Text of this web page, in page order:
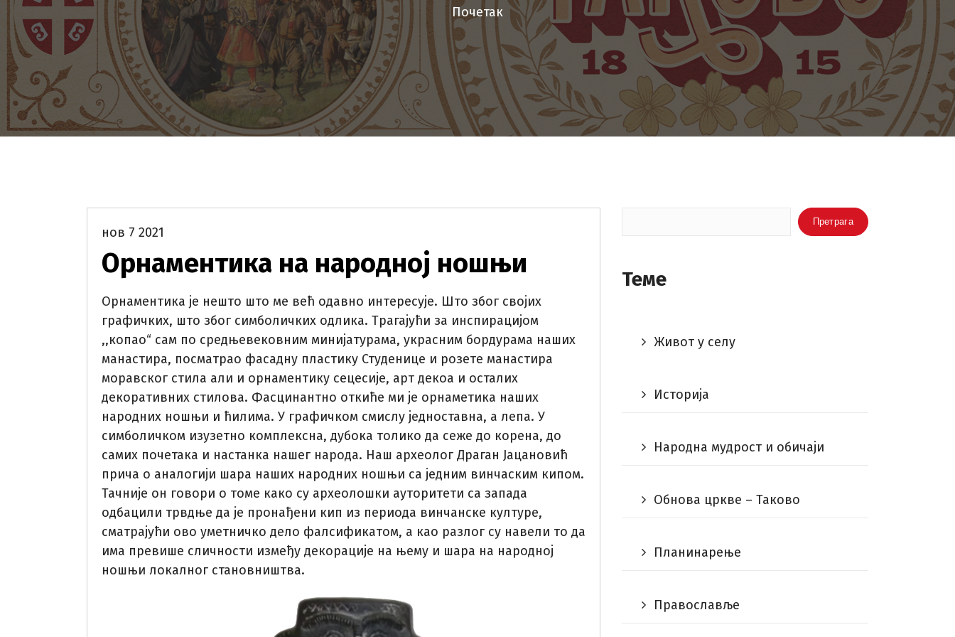
Почетак
нов 7 2021
Орнаментика на народној ношњи
Орнаментика је нешто што ме већ одавно интересује. Што због својих
графичких, што због симболичких одлика. Трагајући за инспирацијом
,,копао“ сам по средњевековним минијатурама, украсним бордурама наших
манастира, посматрао фасадну пластику Студенице и розете манастира
моравског стила али и орнаментику сецесије, арт декоа и осталих
декоративних стилова. Фасцинантно откиће ми је орнаметика наших
народних ношњи и ћилима. У графичком смислу једноставна, а лепа. У
симболичком изузетно комплексна, дубока толико да сеже до корена, до
самих почетака и настанка нашег народа. Наш археолог Драган Јацановић
прича о аналогији шара наших народних ношњи са једним винчаским кипом.
Тачније он говори о томе како су археoлошки ауторитети са запада
одбацили трвдње да је пронађени кип из периода винчанске културе,
сматрајући ово уметничко дело фалсификатом, а као разлог су навели то да
има превише сличности између декорације на њему и шара на народној
ношњи локалног становништва.
Претрага
Теме
Живот у селу
Историја
Народна мудрост и обичаји
Обнова цркве – Таково
Планинарење
Православље